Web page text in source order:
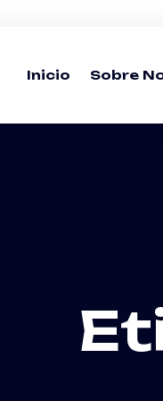
Inicio Sobre